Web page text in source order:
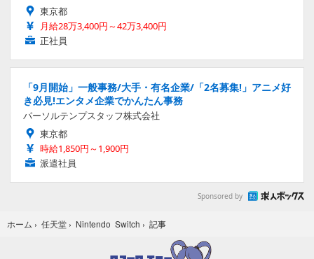
東京都
月給28万3,400円～42万3,400円
正社員
「9月開始」一般事務/大手・有名企業/「2名募集!」アニメ好
き必見!エンタメ企業でかんたん事務
パーソルテンプスタッフ株式会社
東京都
時給1,850円～1,900円
派遣社員
Sponsored by
ホーム › 任天堂 › Nintendo Switch › 記事